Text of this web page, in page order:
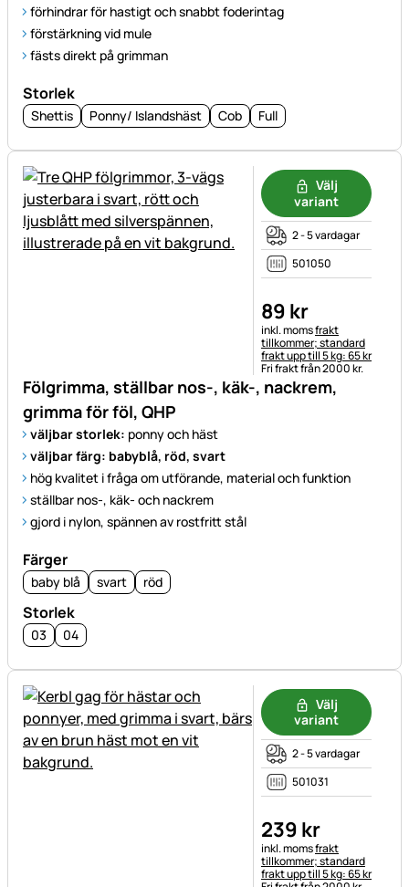
förhindrar för hastigt och snabbt foderintag
förstärkning vid mule
fästs direkt på grimman
Storlek
Shettis Ponny/ Islandshäst Cob Full
Fölgrimma, ställbar nos-, käk-, nackrem,
grimma för föl, QHP
väljbar storlek: ponny och häst
väljbar färg: babyblå, röd, svart
hög kvalitet i fråga om utförande, material och funktion
ställbar nos-, käk- och nackrem
gjord i nylon, spännen av rostfritt stål
Färger
baby blå svart röd
Storlek
03 04
Välj
variant
2 - 5 vardagar
501050
89 kr
Skatteinformation:
inkl. momsfrakt
tillkommer; standard
frakt upp till 5 kg: 65 kr
Fri frakt från 2000 kr.
Välj
variant
2 - 5 vardagar
501031
239 kr
Skatteinformation:
inkl. momsfrakt
tillkommer; standard
frakt upp till 5 kg: 65 kr